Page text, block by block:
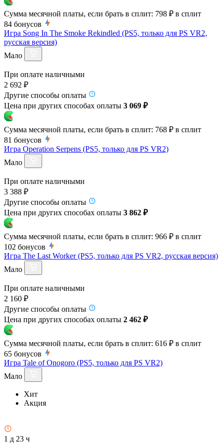
Сумма месячной платы, если брать в сплит: 798 ₽ в сплит
84 бонусов
Игра Song In The Smoke Rekindled (PS5, только для PS VR2,
русская версия)
Мало
При оплате наличными
2 692 ₽
Другие способы оплаты
Цена при других способах оплаты 3 069 ₽
Сумма месячной платы, если брать в сплит: 768 ₽ в сплит
81 бонусов
Игра Operation Serpens (PS5, только для PS VR2)
Мало
При оплате наличными
3 388 ₽
Другие способы оплаты
Цена при других способах оплаты 3 862 ₽
Сумма месячной платы, если брать в сплит: 966 ₽ в сплит
102 бонусов
Игра The Last Worker (PS5, только для PS VR2, русская версия)
Мало
При оплате наличными
2 160 ₽
Другие способы оплаты
Цена при других способах оплаты 2 462 ₽
Сумма месячной платы, если брать в сплит: 616 ₽ в сплит
65 бонусов
Игра Tale of Onogoro (PS5, только для PS VR2)
Мало
Хит
Акция
1 д 23 ч